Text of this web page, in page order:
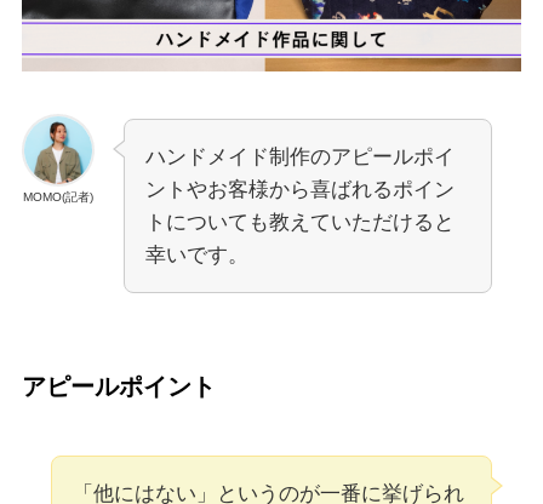
MOMO(記者)
ハンドメイド制作のアピールポイ
ントやお客様から喜ばれるポイン
トについても教えていただけると
幸いです。
アピールポイント
「他にはない」というのが一番に挙げられ